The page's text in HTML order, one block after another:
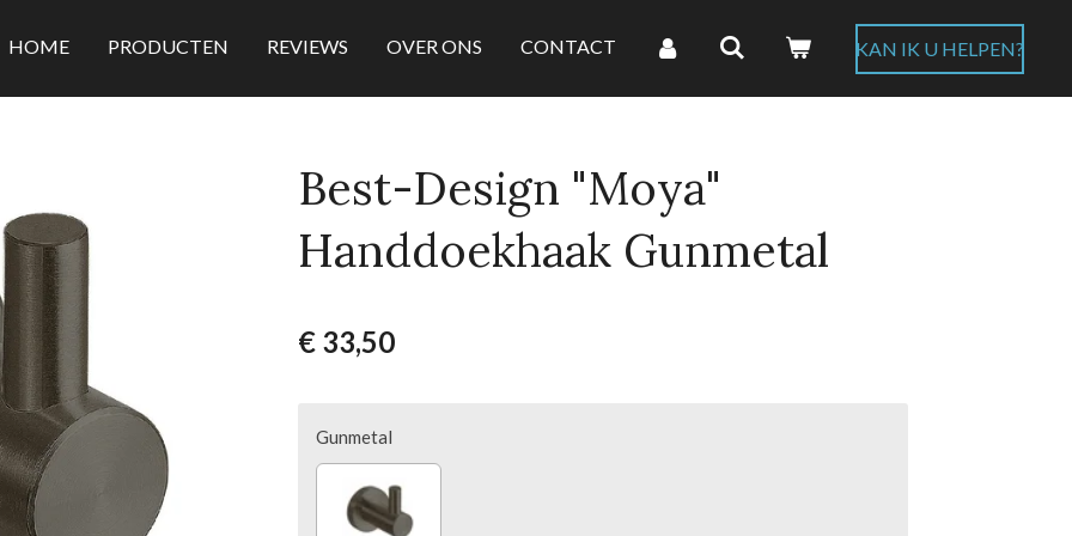
HOME PRODUCTEN REVIEWS OVER ONS CONTACT KAN IK U HELPEN?
Best-Design "Moya"
Handdoekhaak Gunmetal
€ 33,50
Gunmetal